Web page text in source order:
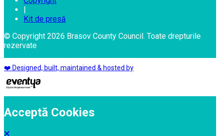
|
Kit de presă
© Copyright 2026 Brasov County Council. Toate drepturile
rezervate
❤️ Designed, built, maintained & hosted by
Acceptă Cookies